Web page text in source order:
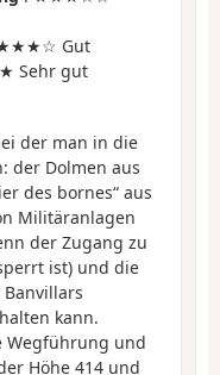
Gut
Sehr gut
der man in die
der Dolmen aus
des bornes“ aus
Militäranlagen
der Zugang zu
ist) und die
kann.
Wegführung und
Höhe 414 und